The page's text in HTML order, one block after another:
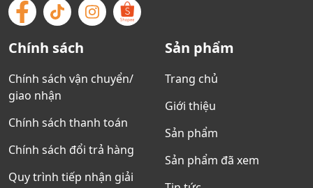
Chính sách
Chính sách vận chuyển/
giao nhận
Chính sách thanh toán
Chính sách đổi trả hàng
Quy trình tiếp nhận giải
Sản phẩm
Trang chủ
Giới thiệu
Sản phẩm
Sản phẩm đã xem